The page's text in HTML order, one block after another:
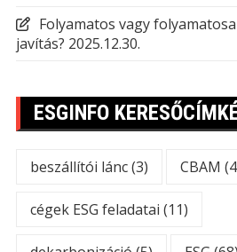
Folyamatos vagy
javítás? 2025.12.30.
ESGINFO
beszállítói lánc(3) CBAM
cégek ESG feladatai (11)